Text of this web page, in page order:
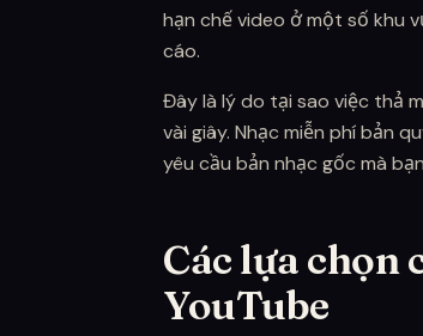
hạn chế video ở một số khu
cáo.
Đây là lý do tại sao việc thả
vài giây. Nhạc miễn phí bản
yêu cầu bản nhạc gốc mà
Các lựa chọn
YouTube